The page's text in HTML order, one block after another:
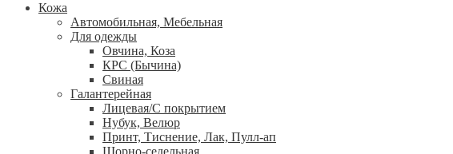
Кожа
Автомобильная, Мебельная
Для одежды
Овчина, Коза
КРС (Бычина)
Свиная
Галантерейная
Лицевая/С покрытием
Нубук, Велюр
Принт, Тиснение, Лак, Пулл-ап
Шорно-седельная